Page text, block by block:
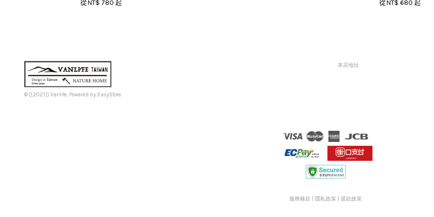
從NT$ 780 起 從NT$ 680 起
© {{2021}} Vanlife. Powered by EasyStore
本店地址
Visa Master
American
Express
服務條款 隱私政策 退款政策